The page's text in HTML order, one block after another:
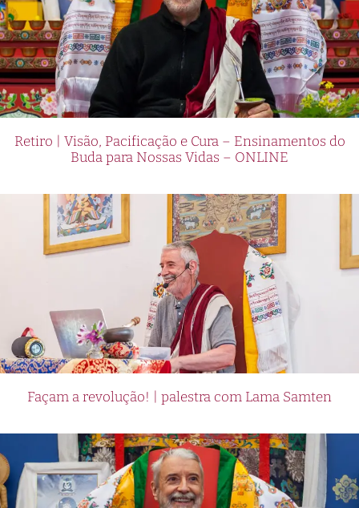
Retiro | Visão, Pacificação e Cura – Ensinamentos do
Buda para Nossas Vidas – ONLINE
Façam a revolução! | palestra com Lama Samten